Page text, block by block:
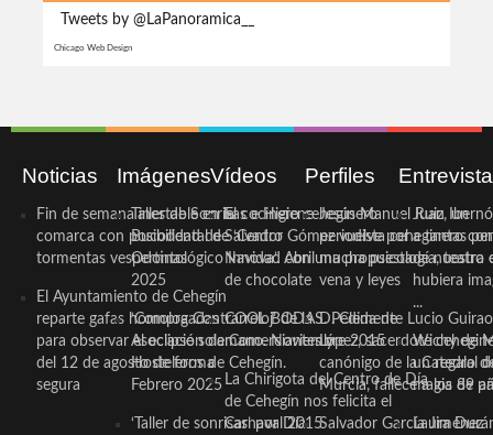
Tweets by @LaPanoramica__
Chicago Web Design
Noticias
Fin de semana inestable en la
comarca con posibilidad de
tormentas vespertinas
El Ayuntamiento de Cehegín
reparte gafas homologadas
para observar el eclipse solar
del 12 de agosto de forma
segura
Imágenes
Taller de Sonrisas e Higiene
Bucodental de ‘Centro
Odontológico Innova’. Abril
2025
‘Compra Contrarreloj’ de la
Asociación de Comerciantes y
Hosteleros de Cehegín.
Febrero 2025
‘Taller de sonrisas’ por Día
Vídeos
El cocinero ceheginero
Salvador Gómez vuelve por
Navidad con una propuesta
de chocolate
COOL BODAS. Pedida de
mano. Noviembre 2015
La Chirigota del Centro de Día
de Cehegín nos felicita el
Carnaval 2015
Perfiles
Jesús Manuel Ruiz, un
periodista ceheginero con
mucha psicología, teatro
vena y leyes
D. Clemente Lucio Guirao
López, sacerdote
canónigo de la Catedral
Murcia, fallece a los 89
Salvador García Jiménez
Juan
a tantas
de nuestra
hubiera
...
Wichy de
un regalo
magia de
Laura